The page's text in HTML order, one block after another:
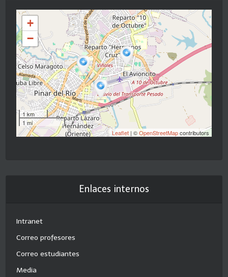
+
−
1 km
1 mi
Leaflet| ©OpenStreetMapcontributors
Enlaces internos
Intranet
Correo profesores
Correo estudiantes
Media